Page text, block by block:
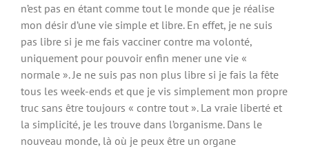
n’est pas en étant comme tout le monde que je réalise
mon désir d’une vie simple et libre. En effet, je ne suis
pas libre si je me fais vacciner contre ma volonté,
uniquement pour pouvoir enfin mener une vie «
normale ». Je ne suis pas non plus libre si je fais la fête
tous les week-ends et que je vis simplement mon propre
truc sans être toujours « contre tout ». La vraie liberté et
la simplicité, je les trouve dans l’organisme. Dans le
nouveau monde, là où je peux être un organe